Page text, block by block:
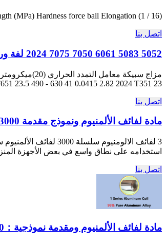
(MPa) Hardness force ball Elongation (1 / 16) سماكة 5052 H0 12 5083 H5 14 6061 T5 12 7050 T735 10 7075 T50 11 2024 T20 20
اتصل بنا
5052 5083 6061 7050 7075 2024 لفة ورقة الألومنيوم الخصائص الفيزيائية
23.5 490 - 630 41 0.0415 2.82 2024 T351 23 ...
اتصل بنا
مادة لفائف الألمنيوم ونموذج مقدمة 3000 سلسلة آل كويل
استخدامه على نطاق واسع في بعض الأجهزة المنزلية في
اتصل بنا
مادة لفائف الألمنيوم ومقدمة نموذجية：1000 سلسلة ال كويل